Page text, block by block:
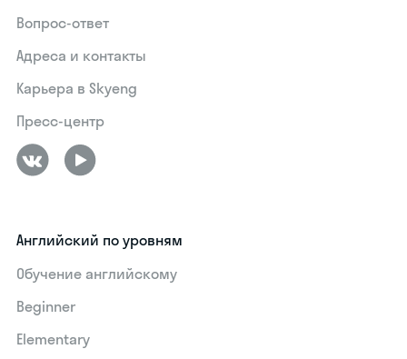
Вопрос-ответ
Адреса и контакты
Карьера в Skyeng
Пресс-центр
Английский по уровням
Обучение английскому
Beginner
Elementary